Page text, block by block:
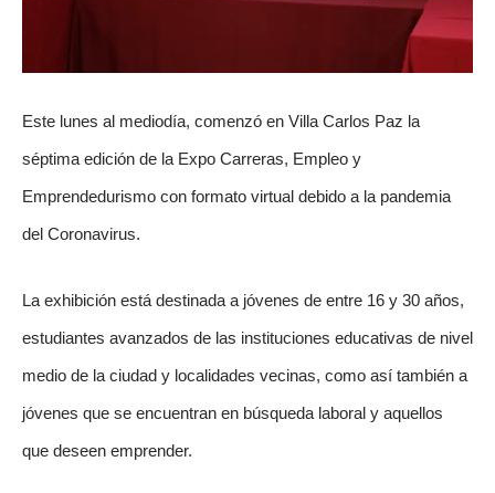
Este lunes al mediodía, comenzó en Villa Carlos Paz la
séptima edición de la Expo Carreras, Empleo y
Emprendedurismo con formato virtual debido a la pandemia
del Coronavirus.
La exhibición está destinada a jóvenes de entre 16 y 30 años,
estudiantes avanzados de las instituciones educativas de nivel
medio de la ciudad y localidades vecinas, como así también a
jóvenes que se encuentran en búsqueda laboral y aquellos
que deseen emprender.